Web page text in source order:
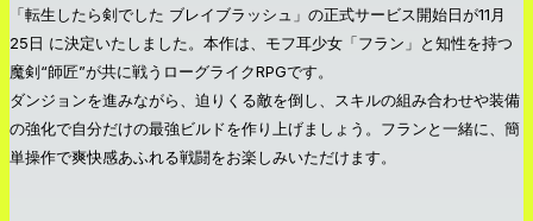
「転生したら剣でした ブレイブラッシュ」の正式サービス開始日が11月
25日 に決定いたしました。本作は、モフ耳少女「フラン」と知性を持つ
魔剣“師匠”が共に戦うローグライクRPGです。
ダンジョンを進みながら、迫りくる敵を倒し、スキルの組み合わせや装備
の強化で自分だけの最強ビルドを作り上げましょう。フランと一緒に、簡
単操作で爽快感あふれる戦闘をお楽しみいただけます。